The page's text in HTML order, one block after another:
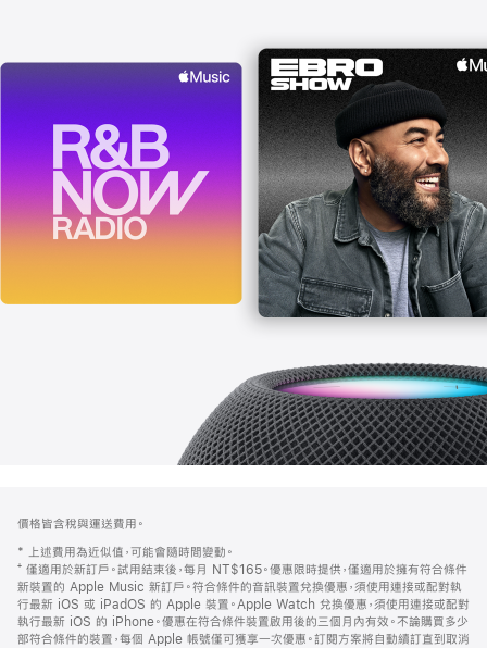
窗
開
腳
價格皆含稅與運送費用。
* 上述費用為近似值，可能會隨時間變動。
⁺ 僅適用於新訂戶。試用結束後，每月 NT$165。優惠限時提供，僅適用於擁有符合條件
新裝置的 Apple Music 新訂戶。符合條件的音訊裝置兌換優惠，須使用連接或配對執
行最新 iOS 或 iPadOS 的 Apple 裝置。Apple Watch 兌換優惠，須使用連接或配對
執行最新 iOS 的 iPhone。優惠在符合條件裝置啟用後的三個月內有效。不論購買多少
部符合條件的裝置，每個 Apple 帳號僅可獲享一次優惠。訂閱方案將自動續訂直到取消